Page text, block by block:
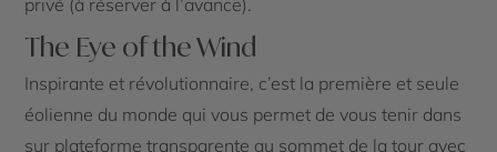
The Eye of the Wind
Inspirante et révolutionnaire, c’est la première et seule
éolienne du monde qui vous permet de vous tenir dans
sur plateforme transparente au sommet de la tour avec